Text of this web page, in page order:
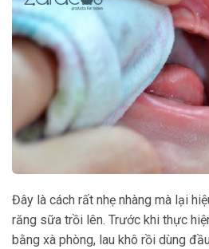
Đây là cách rất nhẹ nhàng mà lại
răng sữa trồi lên. Trước khi thực
bằng xà phòng, lau khô rồi dùng